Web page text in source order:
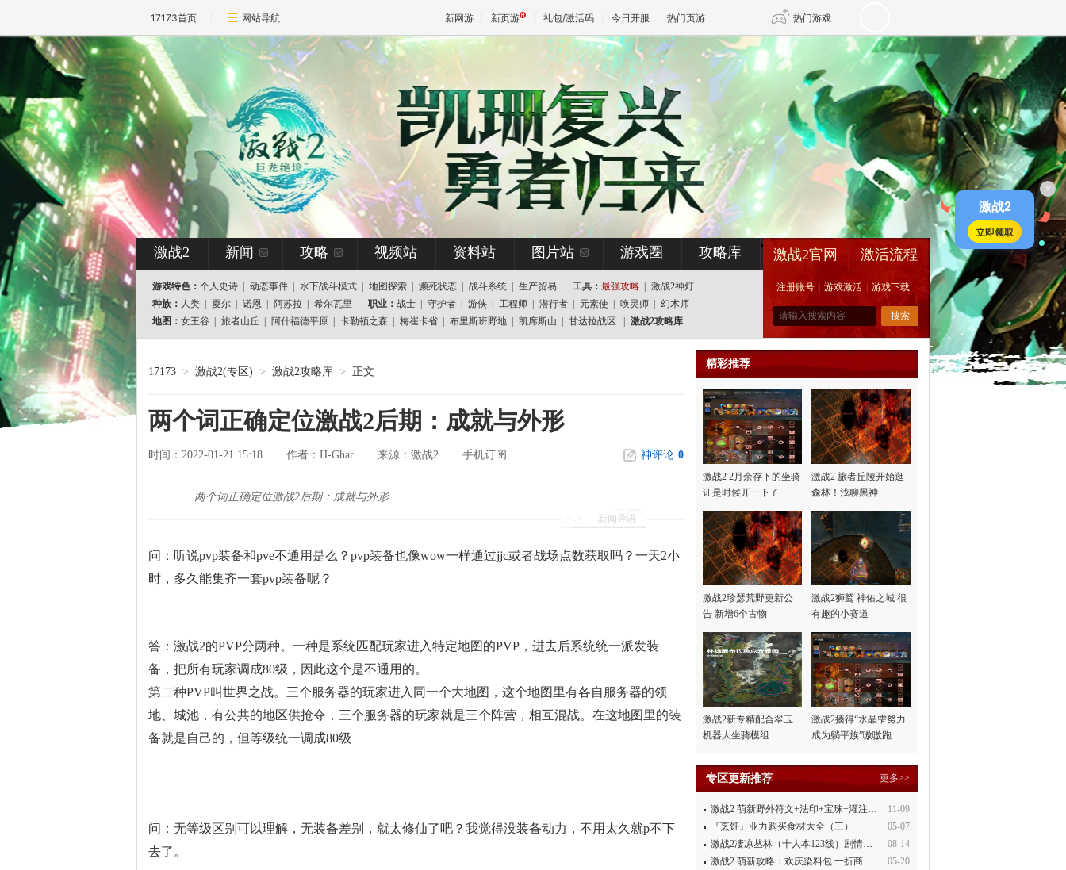
17173首页 网站导航 新网游 新页游 礼包/激活码 今日开服 热门页游 热门游戏
传奇4
天堂 剑网3旗舰版 新天龙八部
王权与自由 诛仙世界
激战2 新闻 攻略 视频站 资料站 图片站 游戏圈 攻略库
游戏特色： 个人史诗 动态事件 水下战斗模式 地图探索 濒死状态 战斗系统 生产贸易 工具： 最强攻略
激战2神灯
种族： 人类 夏尔 诺恩 阿苏拉 希尔瓦里 职业： 战士 守护者 游侠 工程师 潜行者 元素使 唤灵师
幻术师
地图： 女王谷 旅者山丘 阿什福德平原 卡勒顿之森 梅崔卡省 布里斯班野地 凯席斯山 甘达拉战区 激战2攻略库
激战2官网 激活流程
注册账号 游戏激活 游戏下载
17173 > 激战2(专区) > 激战2攻略库 > 正文
两个词正确定位激战2后期：成就与外形
时间：2022-01-21 15:18 作者： H-Ghar 来源： 激战2 手机订阅 神评论 0
新闻导语
两个词正确定位激战2后期：成就与外形
问：听说pvp装备和pve不通用是么？pvp装备也像wow一样通过jjc或者战场点数获取吗？一天2小
时，多久能集齐一套pvp装备呢？
答：激战2的PVP分两种。一种是系统匹配玩家进入特定地图的PVP，进去后系统统一派发装
备，把所有玩家调成80级，因此这个是不通用的。
第二种PVP叫世界之战。三个服务器的玩家进入同一个大地图，这个地图里有各自服务器的领
地、城池，有公共的地区供抢夺，三个服务器的玩家就是三个阵营，相互混战。在这地图里的装
备就是自己的，但等级统一调成80级
问：无等级区别可以理解，无装备差别，就太修仙了吧？我觉得没装备动力，不用太久就p不下
去了。
精彩推荐
激战2 2月余存下的坐骑
证是时候开一下了
激战2 旅者丘陵开始逛
森林！浅聊黑神
话“悟…
激战2珍瑟荒野更新公
告 新增6个古物
激战2狮鹫 神佑之城 很
有趣的小赛道
激战2新专精配合翠玉
机器人坐骑模组
激战2揍得“水晶雫努力
成为躺平族”嗷嗷跑
专区更新推荐 更多>>
11-09
激战2 萌新野外符文+法印+宝珠+灌注全讲解
05-07
『烹饪』业力购买食材大全（三）
08-14
激战2凄凉丛林（十人本123线）剧情整理
05-20
激战2 萌新攻略：欢庆染料包 一折商场買
×
激战2
立即领取